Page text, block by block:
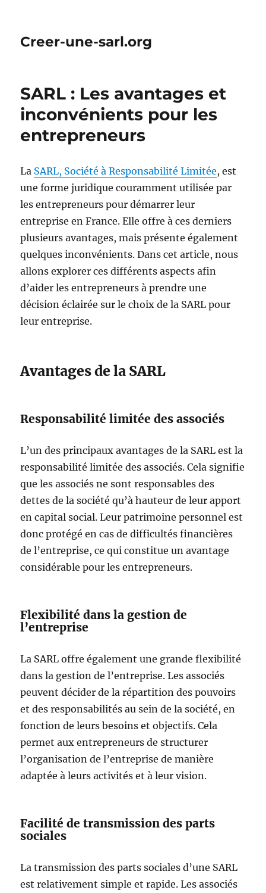
Creer-une-sarl.org
SARL : Les avantages et
inconvénients pour les
entrepreneurs
La SARL, Société à Responsabilité Limitée, est
une forme juridique couramment utilisée par
les entrepreneurs pour démarrer leur
entreprise en France. Elle offre à ces derniers
plusieurs avantages, mais présente également
quelques inconvénients. Dans cet article, nous
allons explorer ces différents aspects afin
d’aider les entrepreneurs à prendre une
décision éclairée sur le choix de la SARL pour
leur entreprise.
Avantages de la SARL
Responsabilité limitée des associés
L’un des principaux avantages de la SARL est la
responsabilité limitée des associés. Cela signifie
que les associés ne sont responsables des
dettes de la société qu’à hauteur de leur apport
en capital social. Leur patrimoine personnel est
donc protégé en cas de difficultés financières
de l’entreprise, ce qui constitue un avantage
considérable pour les entrepreneurs.
Flexibilité dans la gestion de
l’entreprise
La SARL offre également une grande flexibilité
dans la gestion de l’entreprise. Les associés
peuvent décider de la répartition des pouvoirs
et des responsabilités au sein de la société, en
fonction de leurs besoins et objectifs. Cela
permet aux entrepreneurs de structurer
l’organisation de l’entreprise de manière
adaptée à leurs activités et à leur vision.
Facilité de transmission des parts
sociales
La transmission des parts sociales d’une SARL
est relativement simple et rapide. Les associés